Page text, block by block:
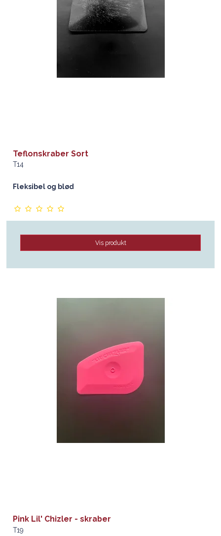
Teflonskraber Sort
T14
Fleksibel og blød
Vis produkt
Pink Lil' Chizler - skraber
T19